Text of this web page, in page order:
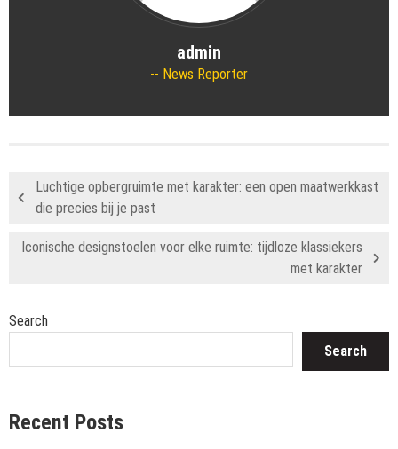
admin
News Reporter
Luchtige opbergruimte met karakter: een open maatwerkkast
die precies bij je past
Iconische designstoelen voor elke ruimte: tijdloze klassiekers
met karakter
Search
Search
Recent Posts